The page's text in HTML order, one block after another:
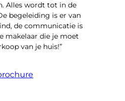
Alles wordt tot in de
begeleiding is er van
de communicatie is
makelaar die je moet
van je huis!”